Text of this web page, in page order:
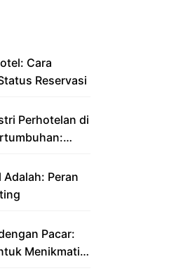
Cara
Reservasi
Perhotelan di
Adalah: Peran
Pacar:
Menikmati